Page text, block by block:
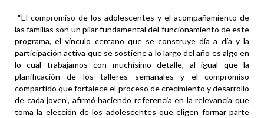
“El compromiso de los adolescentes y el acompañamiento de
las familias son un pilar fundamental del funcionamiento de este
programa, el vínculo cercano que se construye día a día y la
participación activa que se sostiene a lo largo del año es algo en
lo cual trabajamos con muchísimo detalle, al igual que la
planificación de los talleres semanales y el compromiso
compartido que fortalece el proceso de crecimiento y desarrollo
de cada joven”, afirmó haciendo referencia en la relevancia que
toma la elección de los adolescentes que eligen formar parte